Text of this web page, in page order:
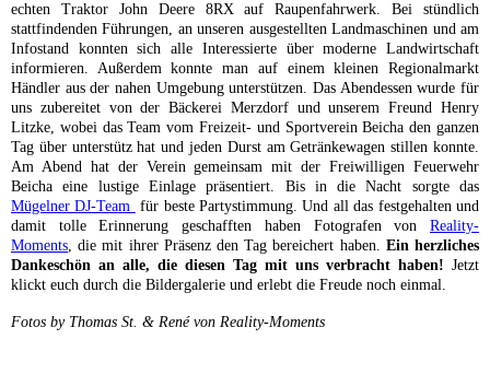
echten Traktor John Deere 8RX auf Raupenfahrwerk. Bei stündlich
stattfindenden Führungen, an unseren ausgestellten Landmaschinen und am
Infostand konnten sich alle Interessierte über moderne Landwirtschaft
informieren. Außerdem konnte man auf einem kleinen Regionalmarkt
Händler aus der nahen Umgebung unterstützen. Das Abendessen wurde für
uns zubereitet von der Bäckerei Merzdorf und unserem Freund Henry
Litzke, wobei das Team vom Freizeit- und Sportverein Beicha den ganzen
Tag über unterstütz hat und jeden Durst am Getränkewagen stillen konnte.
Am Abend hat der Verein gemeinsam mit der Freiwilligen Feuerwehr
Beicha eine lustige Einlage präsentiert. Bis in die Nacht sorgte das
Mügelner DJ-Team für beste Partystimmung. Und all das festgehalten und
damit tolle Erinnerung geschafften haben Fotografen von Reality-
Moments, die mit ihrer Präsenz den Tag bereichert haben. Ein herzliches
Dankeschön an alle, die diesen Tag mit uns verbracht haben! Jetzt
klickt euch durch die Bildergalerie und erlebt die Freude noch einmal.
Fotos by Thomas St. & René von Reality-Moments